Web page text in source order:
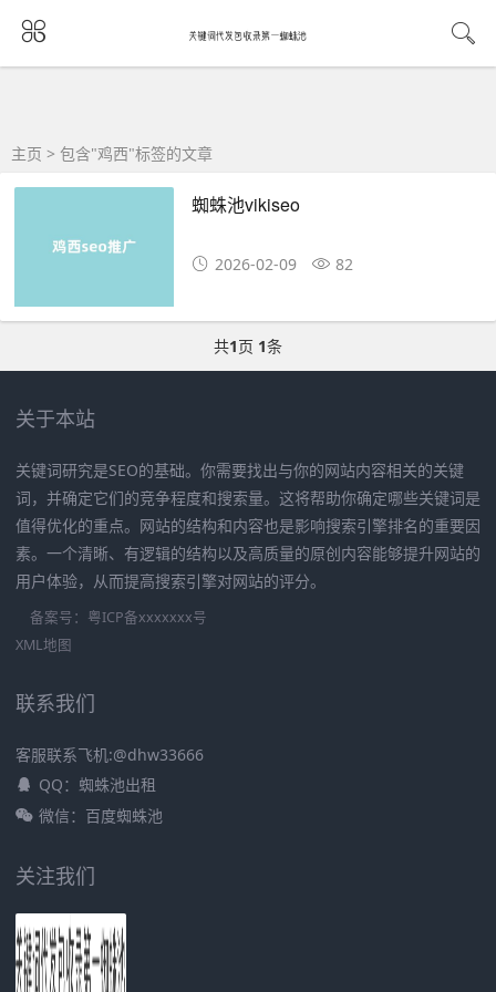
主页 > 包含"鸡西"标签的文章
蜘蛛池vikiseo
2026-02-09 82
共1页 1条
关于本站
关键词研究是SEO的基础。你需要找出与你的网站内容相关的关键
词，并确定它们的竞争程度和搜索量。这将帮助你确定哪些关键词是
值得优化的重点。网站的结构和内容也是影响搜索引擎排名的重要因
素。一个清晰、有逻辑的结构以及高质量的原创内容能够提升网站的
用户体验，从而提高搜索引擎对网站的评分。
备案号： 粤ICP备xxxxxxx号
XML地图
联系我们
客服联系飞机:@dhw33666
QQ：蜘蛛池出租
微信：百度蜘蛛池
关注我们